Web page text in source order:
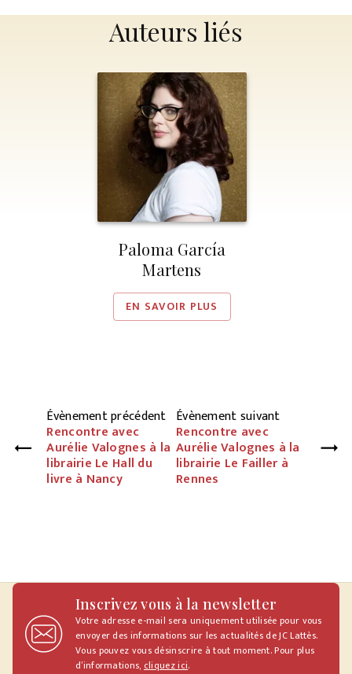
Auteurs liés
Paloma García
Martens
EN SAVOIR PLUS
Évènement précédent
Rencontre avec
Aurélie Valognes à la
librairie Le Hall du
livre à Nancy
Évènement suivant
Rencontre avec
Aurélie Valognes à la
librairie Le Failler à
Rennes
Inscrivez vous à la newsletter
Votre adresse e-mail sera uniquement utilisée pour vous
envoyer des informations sur les actualités de JC Lattès.
Vous pouvez vous désinscrire à tout moment. Pour plus
d’informations, cliquez ici.